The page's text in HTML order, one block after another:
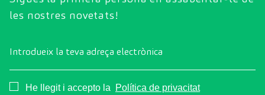
les nostres novetats!
Introdueix la teva adreça electrònica
Consentimiento
He llegit i accepto la
Política de privacitat